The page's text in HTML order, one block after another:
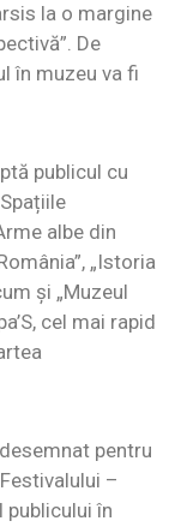
la o margine
De
în muzeu va fi
publicul cu
albe din
„Istoria
și „Muzeul
cel mai rapid
pentru
–
publicului în